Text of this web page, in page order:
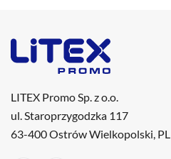
LITEX Promo Sp. z o.o.
ul. Staroprzygodzka 117
63-400 Ostrów Wielkopolski, PL